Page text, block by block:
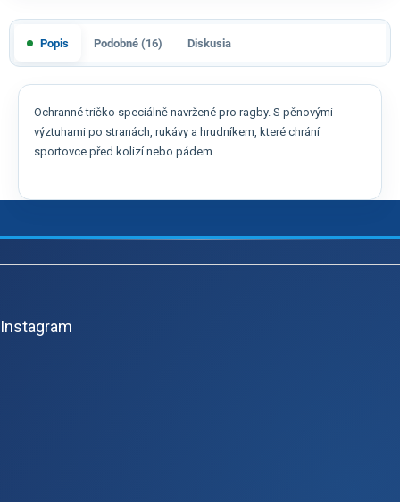
Popis Podobné (16) Diskusia
Ochranné tričko speciálně navržené pro ragby. S pěnovými
výztuhami po stranách, rukávy a hrudníkem, které chrání
sportovce před kolizí nebo pádem.
Z
Instagram